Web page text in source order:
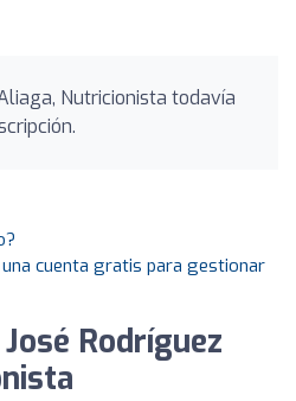
Nutricionista todavía
cuenta gratis para gestionar
Rodríguez